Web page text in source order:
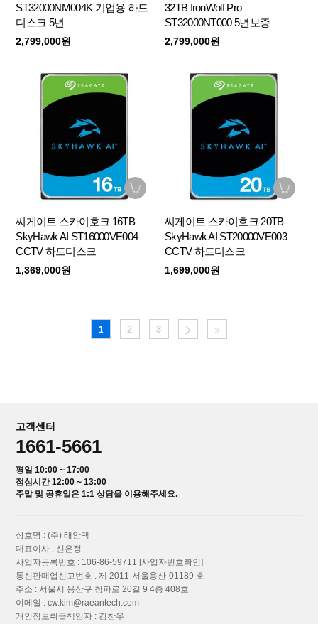
ST32000NM004K 기업용 하드
디스크 5년
2,799,000원
32TB IronWolf Pro
ST32000NT000 5년보증
2,799,000원
씨게이트 스카이호크 16TB
SkyHawk AI ST16000VE004
CCTV 하드디스크
1,369,000원
씨게이트 스카이호크 20TB
SkyHawk AI ST20000VE003
CCTV 하드디스크
1,699,000원
1 2 3
고객센터
1661-5661
평일 10:00 ~ 17:00
점심시간 12:00 ~ 13:00
주말 및 공휴일은 1:1 상담을 이용해주세요.
상호명 : (주) 래안텍
대표이사 : 신은정
사업자등록번호 : 106-86-59711 [사업자번호확인]
통신판매업신고번호 : 제 2011-서울용산-01189 호
주소 : 서울시 용산구 청파로 20길 9 4층 408호
이메일 : cw.kim@raeantech.com
개인정보취급책임자 : 김찬우